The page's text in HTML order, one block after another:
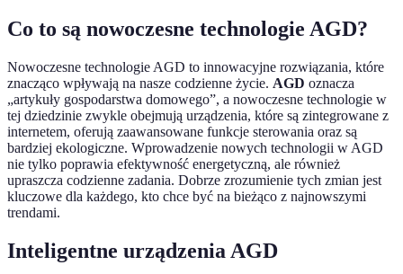
Co to są nowoczesne technologie AGD?
Nowoczesne technologie AGD to innowacyjne rozwiązania, które
znacząco wpływają na nasze codzienne życie. AGD oznacza
„artykuły gospodarstwa domowego”, a nowoczesne technologie w
tej dziedzinie zwykle obejmują urządzenia, które są zintegrowane z
internetem, oferują zaawansowane funkcje sterowania oraz są
bardziej ekologiczne. Wprowadzenie nowych technologii w AGD
nie tylko poprawia efektywność energetyczną, ale również
upraszcza codzienne zadania. Dobrze zrozumienie tych zmian jest
kluczowe dla każdego, kto chce być na bieżąco z najnowszymi
trendami.
Inteligentne urządzenia AGD